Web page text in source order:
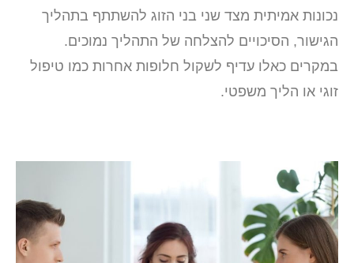
נכונות אמיתית מצד שני בני הזוג להשתתף בתהליך
הגישור, הסיכויים להצלחה של התהליך נמוכים.
במקרים כאלו עדיף לשקול חלופות אחרות כמו טיפול
זוגי או הליך משפטי.